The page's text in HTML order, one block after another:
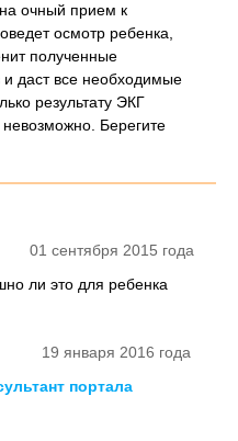
очный прием к
осмотр ребенка,
полученные
и даст все необходимые
результату ЭКГ
Берегите
01 сентября 2015 года
ли это для ребенка
19 января 2016 года
портала